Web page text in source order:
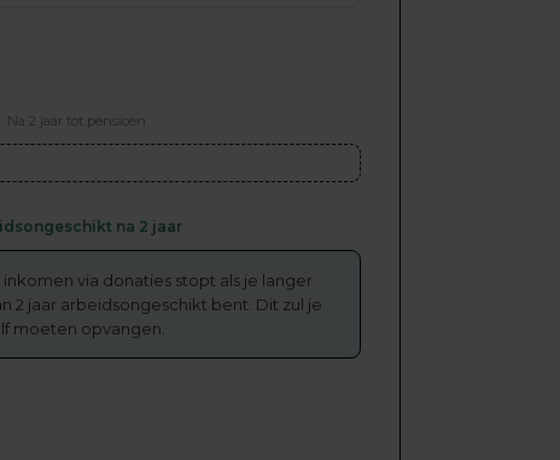
Na 2 jaar tot pensioen
na 2 jaar
inkomen via donaties stopt als je langer
2 jaar arbeidsongeschikt bent. Dit zul je
moeten opvangen.